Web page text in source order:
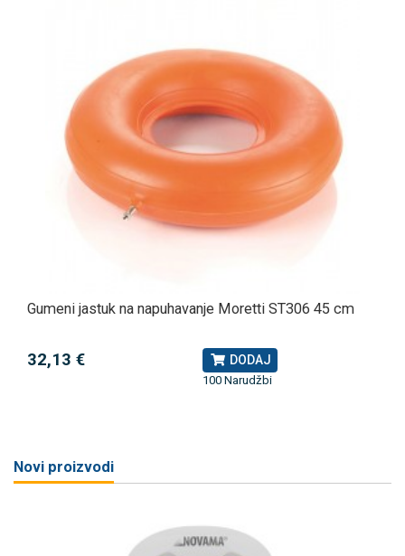
Gumeni jastuk na napuhavanje Moretti ST306 45 cm
32,13 € DODAJ
100 Narudžbi
Novi proizvodi